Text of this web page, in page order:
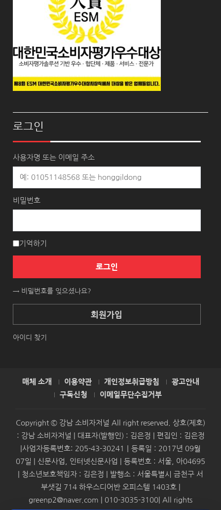
로그인
사용자명 또는 이메일 주소
비밀번호
기억하기
로그인
→ 비밀번호를 잊으셨나요?
회원가입
아이디 찾기
매체 소개 이용약관 개인정보취급방침
광고안내
구독신청
이메일무단수집거부
Copyright © 강남 소비자저널 All right reserved. 상호(제호)
: 강남 소비자저널 | 대표자(발행인) : 김은정 | 편집인 : 김은정
|사업자등록번호: 205-43-30241｜등록일 : 2017년 09월
07일 | 신문사업, 인터넷신문사업 | 등록번호 : 서울, 아04695
| 청소년보호책임자 : 김은정 | 발행소 : 서울특별시 금천구 서
부샛길 714 하우스디어반 오피스텔 1403호 |
greenp2@naver.com | 010-3035-3100| All rights